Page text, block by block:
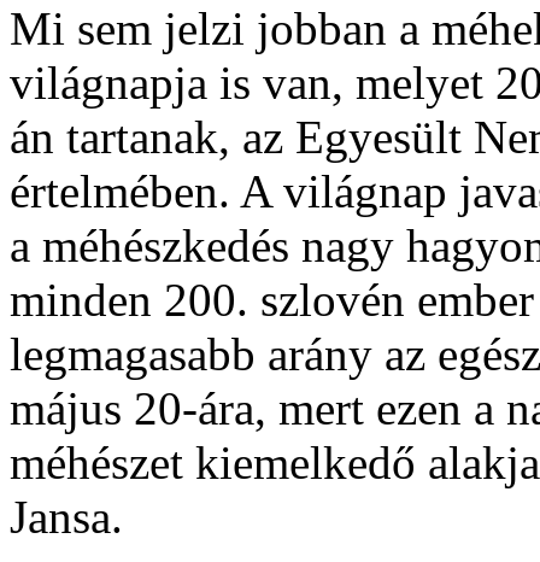
Mi sem jelzi jobban a
világnapja is van, melyet
án tartanak, az Egyesült
értelmében. A világnap
a méhészkedés nagy
minden 200. szlovén
legmagasabb arány az
május 20-ára, mert ezen a
méhészet kiemelkedő
Jansa.